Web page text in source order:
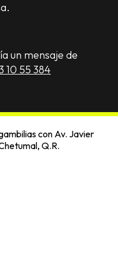
un mensaje de
10 55 384
con Av. Javier
Q.R.